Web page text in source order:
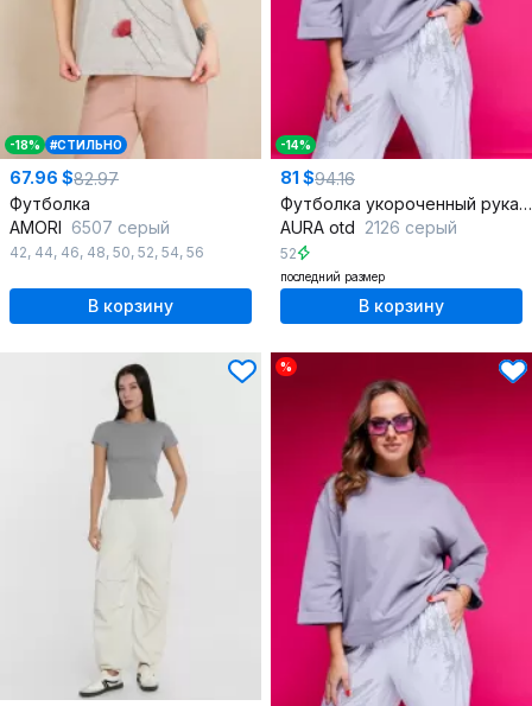
-18% #СТИЛЬНО
67.96 $82.97
Футболка
AMORI 6507 серый
42, 44, 46, 48, 50, 52, 54, 56
В корзину
-14%
81 $94.16
Футболка укороченный рукав серая из трикотажа и хлопка
AURA otd 2126 серый
52
последний размер
В корзину
%